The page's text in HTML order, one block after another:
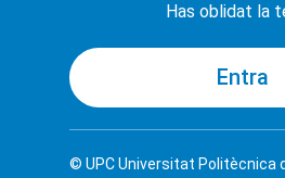
Has oblidat la
© UPCUniversitat Politècnica